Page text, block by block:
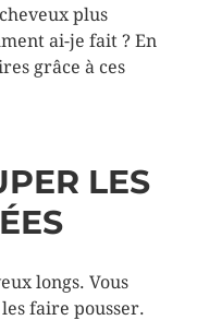
plus
ai-je fait ? En
grâce à ces
LES
longs. Vous
faire pousser.